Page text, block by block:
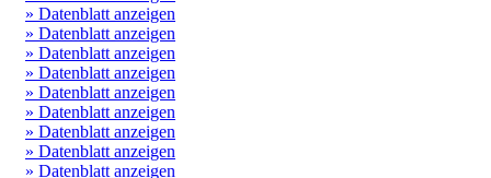
» Datenblatt anzeigen
» Datenblatt anzeigen
» Datenblatt anzeigen
» Datenblatt anzeigen
» Datenblatt anzeigen
» Datenblatt anzeigen
» Datenblatt anzeigen
» Datenblatt anzeigen
» Datenblatt anzeigen